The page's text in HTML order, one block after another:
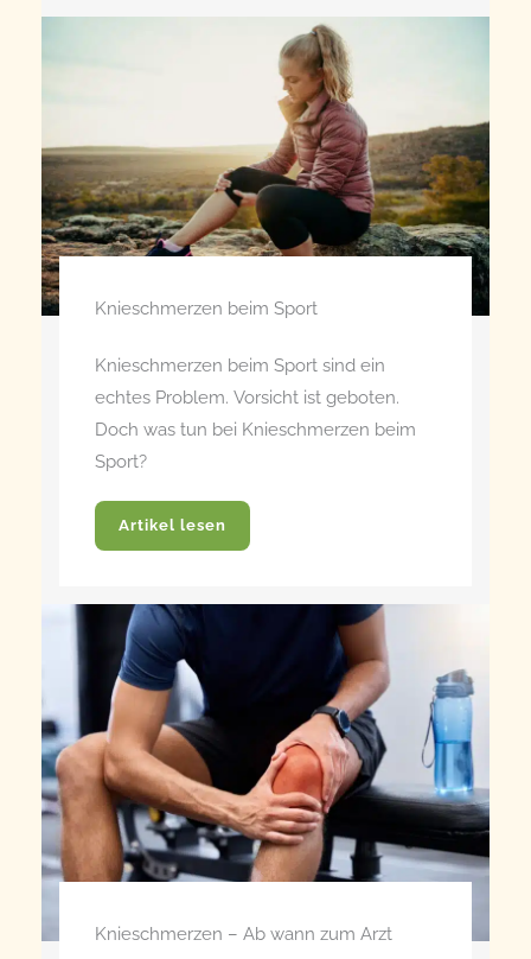
Knieschmerzen beim Sport
Knieschmerzen beim Sport sind ein
echtes Problem. Vorsicht ist geboten.
Doch was tun bei Knieschmerzen beim
Sport?
Artikel lesen
Knieschmerzen – Ab wann zum Arzt